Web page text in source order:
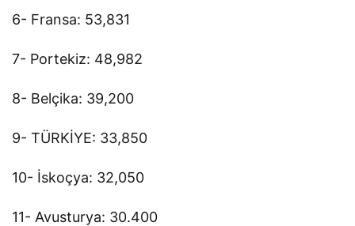
6- Fransa: 53,831
7- Portekiz: 48,982
8- Belçika: 39,200
9- TÜRKİYE: 33,850
10- İskoçya: 32,050
11- Avusturya: 30.400